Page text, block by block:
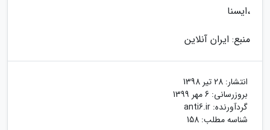
،ایسنا
منبع: ایران آنلاین
انتشار: 28 تیر 1398
بروزرسانی: 6 مهر 1399
گردآورنده: anti6.ir
شناسه مطلب: 158